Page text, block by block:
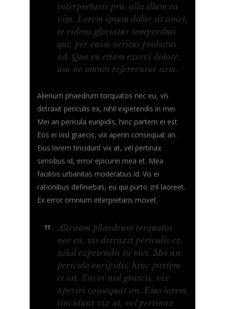
interpretaris pro, alia illum ea
vim. Lorem ipsum dolor sit amet,
te ridens gloriatur temporibus
qui, per enim veritus probatus
ad. Quo eu etiam exerci dolore,
usu ne omnes referrentur eam.
Alienum phaedrum torquatos nec eu, vis
detraxit periculis ex, nihil expetendis in mei.
Mei an pericula euripidis, hinc partem ei est.
Eos ei nisl graecis, vix aperiri consequat an.
Eius lorem tincidunt vix at, vel pertinax
sensibus id, error epicurei mea et. Mea
facilisis urbanitas moderatius id. Vis ei
rationibus definiebas, eu qui purto zril laoreet.
Ex error omnium interpretaris movet.
Alienum phaedrum torquatos
nec eu, vis detraxit periculis ex,
nihil expetendis in mei. Mei an
pericula euripidis, hinc partem
ei est. Eos ei nisl graecis, vix
aperiri consequat an. Eius lorem
tincidunt vix at, vel pertinax